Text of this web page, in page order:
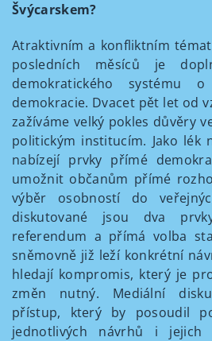
Švýcarskem?
Atraktivním a konfliktním
posledních měsíců je
demokratického systému
demokracie. Dvacet pět let od
zažíváme velký pokles důvěry
politickým institucím. Jako lék
nabízejí prvky přímé
umožnit občanům přímé
výběr osobností do
diskutované jsou dva
referendum a přímá volba
sněmovně již leží konkrétní
hledají kompromis, který je
změn nutný. Mediální
přístup, který by posoudil
jednotlivých návrhů i jejich